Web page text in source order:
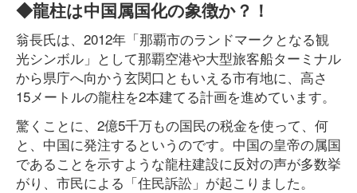
◆龍柱は中国属国化の象徴か？！
翁長氏は、2012年「那覇市のランドマークとなる観
光シンボル」として那覇空港や大型旅客船ターミナル
から県庁へ向かう玄関口ともいえる市有地に、高さ
15メートルの龍柱を2本建てる計画を進めています。
驚くことに、2億5千万もの国民の税金を使って、何
と、中国に発注するというのです。中国の皇帝の属国
であることを示すような龍柱建設に反対の声が多数挙
がり、市民による「住民訴訟」が起こりました。